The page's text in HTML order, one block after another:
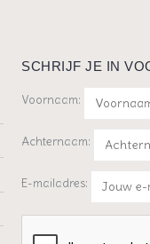
SCHRIJF JE IN
Voornaam:
Achternaam:
E-mailadres: